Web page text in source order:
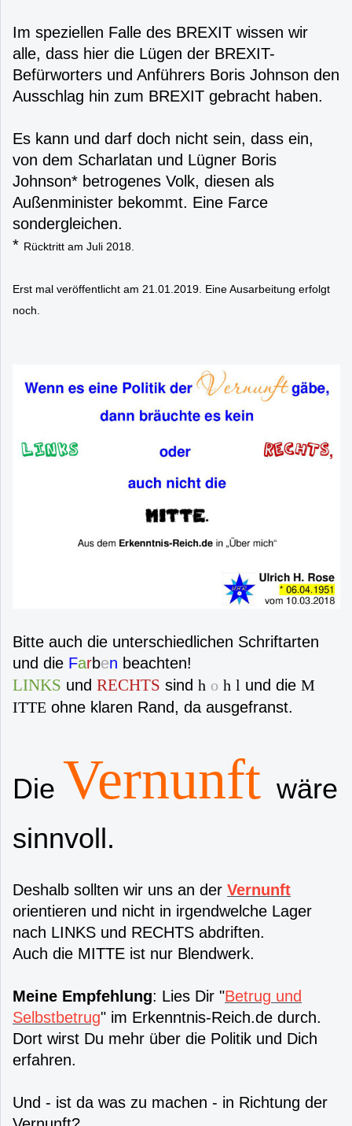
Im speziellen Falle des BREXIT wissen wir
alle, dass hier die Lügen der BREXIT-
Befürworters und Anführers Boris Johnson den
Ausschlag hin zum BREXIT gebracht haben.
Es kann und darf doch nicht sein, dass ein,
von dem Scharlatan und Lügner Boris
Johnson* betrogenes Volk, diesen als
Außenminister bekommt. Eine Farce
sondergleichen.
* Rücktritt am Juli 2018.
Erst mal veröffentlicht am 21.01.2019. Eine Ausarbeitung erfolgt
noch.
Bitte auch die unterschiedlichen Schriftarten
und die Farben beachten!
LINKS und RECHTS sind h o h l und die M
ITTE ohne klaren Rand, da ausgefranst.
Die Vernunft wäre
sinnvoll.
Deshalb sollten wir uns an der Vernunft
orientieren und nicht in irgendwelche Lager
nach LINKS und RECHTS abdriften.
Auch die MITTE ist nur Blendwerk.
Meine Empfehlung: Lies Dir "Betrug und
Selbstbetrug" im Erkenntnis-Reich.de durch.
Dort wirst Du mehr über die Politik und Dich
erfahren.
Und - ist da was zu machen - in Richtung der